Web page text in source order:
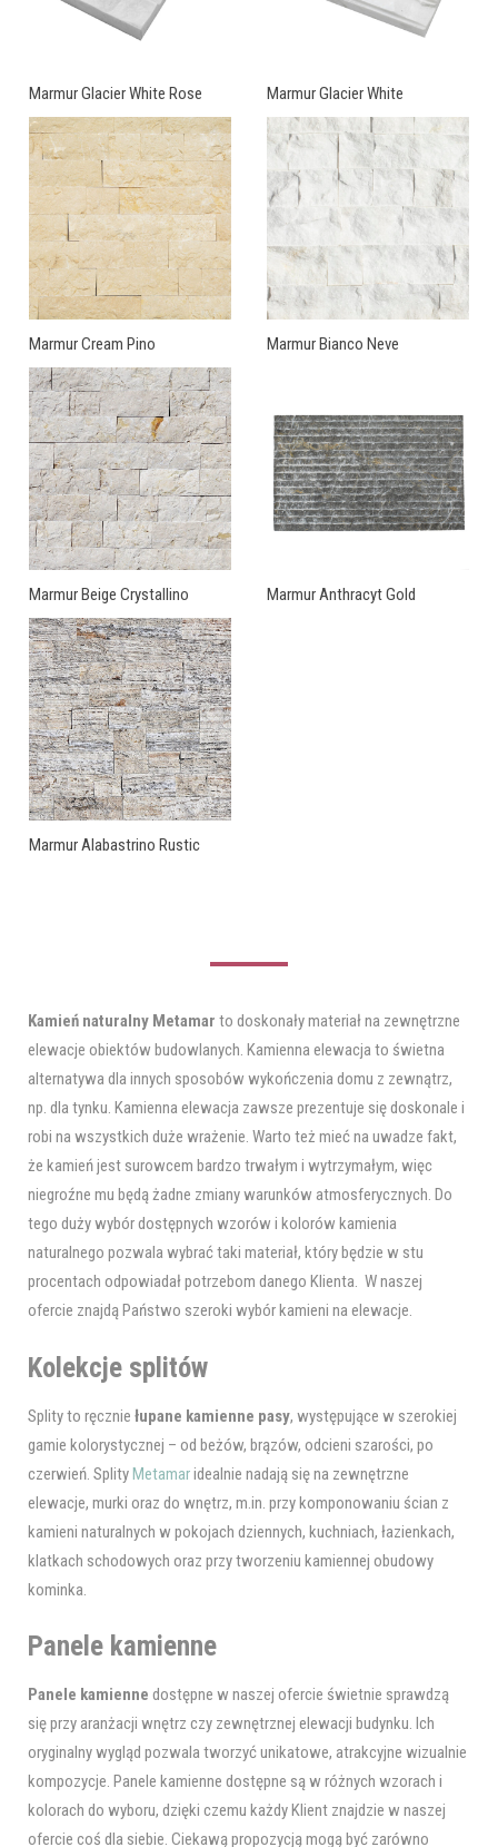
Marmur Glacier White Rose Marmur Glacier White
Marmur Cream Pino Marmur Bianco Neve
Marmur Beige Crystallino Marmur Anthracyt Gold
Marmur Alabastrino Rustic
Kamień naturalny Metamar to doskonały materiał na zewnętrzne
elewacje obiektów budowlanych. Kamienna elewacja to świetna
alternatywa dla innych sposobów wykończenia domu z zewnątrz,
np. dla tynku. Kamienna elewacja zawsze prezentuje się doskonale i
robi na wszystkich duże wrażenie. Warto też mieć na uwadze fakt,
że kamień jest surowcem bardzo trwałym i wytrzymałym, więc
niegroźne mu będą żadne zmiany warunków atmosferycznych. Do
tego duży wybór dostępnych wzorów i kolorów kamienia
naturalnego pozwala wybrać taki materiał, który będzie w stu
procentach odpowiadał potrzebom danego Klienta. W naszej
ofercie znajdą Państwo szeroki wybór kamieni na elewacje.
Kolekcje splitów
Splity to ręcznie łupane kamienne pasy, występujące w szerokiej
gamie kolorystycznej – od beżów, brązów, odcieni szarości, po
czerwień. SplityMetamaridealnie nadają się na zewnętrzne
elewacje, murki oraz do wnętrz, m.in. przy komponowaniu ścian z
kamieni naturalnych w pokojach dziennych, kuchniach, łazienkach,
klatkach schodowych oraz przy tworzeniu kamiennej obudowy
kominka.
Panele kamienne
Panele kamienne dostępne w naszej ofercie świetnie sprawdzą
się przy aranżacji wnętrz czy zewnętrznej elewacji budynku. Ich
oryginalny wygląd pozwala tworzyć unikatowe, atrakcyjne wizualnie
kompozycje. Panele kamienne dostępne są w różnych wzorach i
kolorach do wyboru, dzięki czemu każdy Klient znajdzie w naszej
ofercie coś dla siebie. Ciekawą propozycją mogą być zarówno